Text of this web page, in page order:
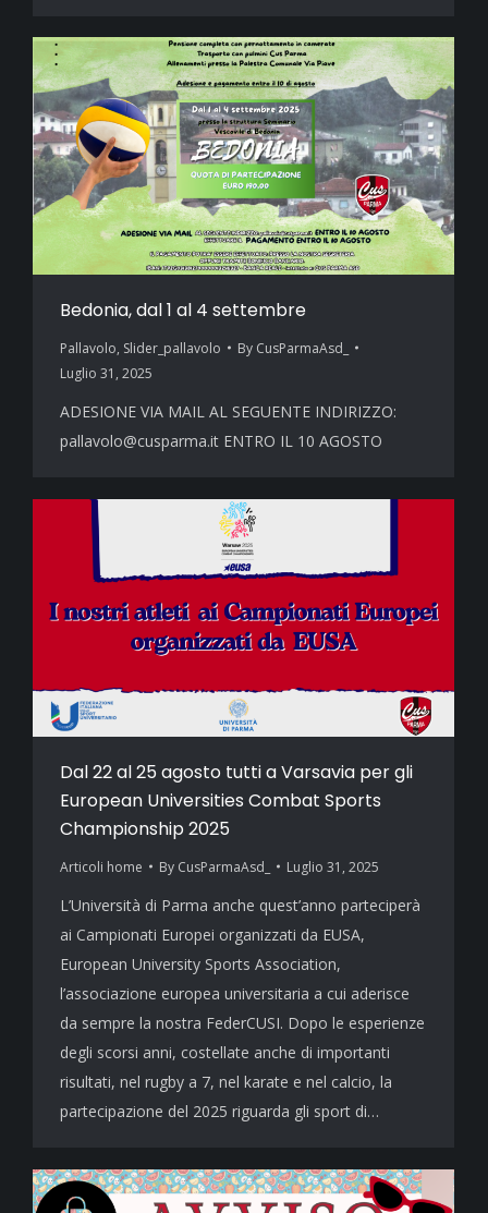
Bedonia, dal 1 al 4 settembre
Pallavolo, Slider_pallavolo By CusParmaAsd_
Luglio 31, 2025
ADESIONE VIA MAIL AL SEGUENTE INDIRIZZO:
pallavolo@cusparma.it ENTRO IL 10 AGOSTO
Dal 22 al 25 agosto tutti a Varsavia per gli
European Universities Combat Sports
Championship 2025
Articoli home By CusParmaAsd_ Luglio 31, 2025
L’Università di Parma anche quest’anno parteciperà
ai Campionati Europei organizzati da EUSA,
European University Sports Association,
l’associazione europea universitaria a cui aderisce
da sempre la nostra FederCUSI. Dopo le esperienze
degli scorsi anni, costellate anche di importanti
risultati, nel rugby a 7, nel karate e nel calcio, la
partecipazione del 2025 riguarda gli sport di…